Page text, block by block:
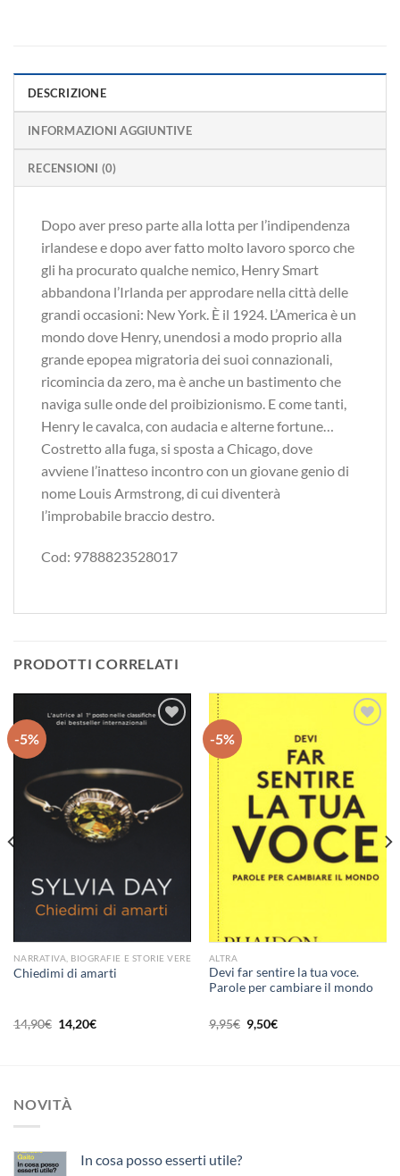
DESCRIZIONE
INFORMAZIONI AGGIUNTIVE
RECENSIONI (0)
Dopo aver preso parte alla lotta per l’indipendenza
irlandese e dopo aver fatto molto lavoro sporco che
gli ha procurato qualche nemico, Henry Smart
abbandona l’Irlanda per approdare nella città delle
grandi occasioni: New York. È il 1924. L’America è un
mondo dove Henry, unendosi a modo proprio alla
grande epopea migratoria dei suoi connazionali,
ricomincia da zero, ma è anche un bastimento che
naviga sulle onde del proibizionismo. E come tanti,
Henry le cavalca, con audacia e alterne fortune…
Costretto alla fuga, si sposta a Chicago, dove
avviene l’inatteso incontro con un giovane genio di
nome Louis Armstrong, di cui diventerà
l’improbabile braccio destro.
Cod: 9788823528017
PRODOTTI CORRELATI
-5%
Aggiungi
alla lista
desideri
NARRATIVA, BIOGRAFIE E STORIE VERE
Chiedimi di amarti
14,90€ Il
prezzo
14,20€Il
-5%
Aggiungi
alla lista
dei
desideri
ALTRA
Devi far sentire la tua voce.
Parole per cambiare il mondo
9,95€ Il
prezzo
9,50€Il
NOVITÀ
In cosa posso esserti utile?